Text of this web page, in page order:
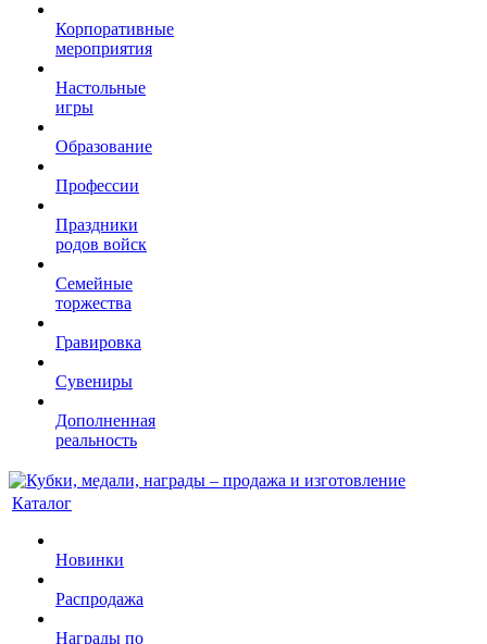
Корпоративные
мероприятия
Настольные
игры
Образование
Профессии
Праздники
родов войск
Семейные
торжества
Гравировка
Сувениры
Дополненная
реальность
Каталог
Новинки
Распродажа
Награды по